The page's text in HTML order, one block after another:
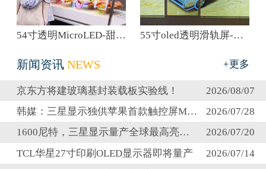
54寸透明MicroLED-甜点店展示橱窗应用 55寸oled透明滑轨屏-量子膜创意展示
新闻资讯 NEWS +更多
京东方将建玻璃基封装载板实验线！
2026/08/07
韩媒：三星显示独供苹果首款触控屏MacBo…
2026/07/28
1600尼特，三星显示量产全球最高亮度笔记…
2026/07/20
TCL华星27寸印刷OLED显示器即将量产
2026/07/14